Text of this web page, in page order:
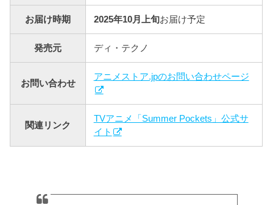
お届け時期 2025年10月上旬お届け予定
発売元 ディ・テクノ
お問い合わせ
アニメストア.jpのお問い合わせページ
関連リンク
TVアニメ「Summer Pockets」公式サ
イト